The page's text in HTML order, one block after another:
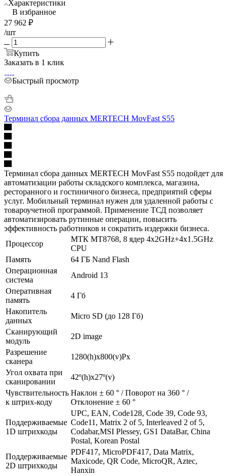
Характеристики
В избранное
27 962 ₽
/шт
Купить
Заказать в 1 клик
Быстрый просмотр
Терминал сбора данных MERTECH MovFast S55
Терминал сбора данных MERTECH MovFast S55 подойдет для
автоматизации работы складского комплекса, магазина,
ресторанного и гостиничного бизнеса, предприятий сферы
услуг. Мобильный терминал нужен для удаленной работы с
товароучетной программой. Применение ТСД позволяет
автоматизировать рутинные операции, повысить
эффективность работников и сократить издержки бизнеса.
Процессор
MТК MT8768, 8 ядер 4x2GHz+4x1.5GHz
CPU
Память
64 ГБ Nand Flash
Операционная
система
Android 13
Оперативная
память
4 Гб
Накопитель
данных
Micro SD (до 128 Гб)
Сканирующий
модуль
2D image
Разрешение
сканера
1280(h)х800(v)Px
Угол охвата при
сканировании
42º(h)x27º(v)
Чувствительность
к штрих-коду
Наклон ± 60 ° / Поворот на 360 ° /
Отклонение ± 60 °
Поддерживаемые
1D штрихкоды
UPC, EAN, Code128, Code 39, Code 93,
Code11, Matrix 2 of 5, Interleaved 2 of 5,
Codabar,MSI Plessey, GS1 DataBar, China
Postal, Korean Postal
Поддерживаемые
2D штрихкоды
PDF417, MicroPDF417, Data Matrix,
Maxicode, QR Code, MicroQR, Aztec,
Hanxin